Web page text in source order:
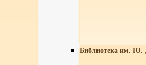
Библиотека им. Ю.